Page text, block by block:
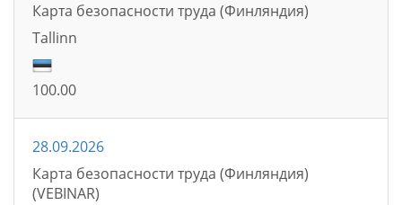
Карта безопасности труда (Финляндия)
Tallinn
100.00
28.09.2026
Карта безопасности труда (Финляндия)
(VEBINAR)